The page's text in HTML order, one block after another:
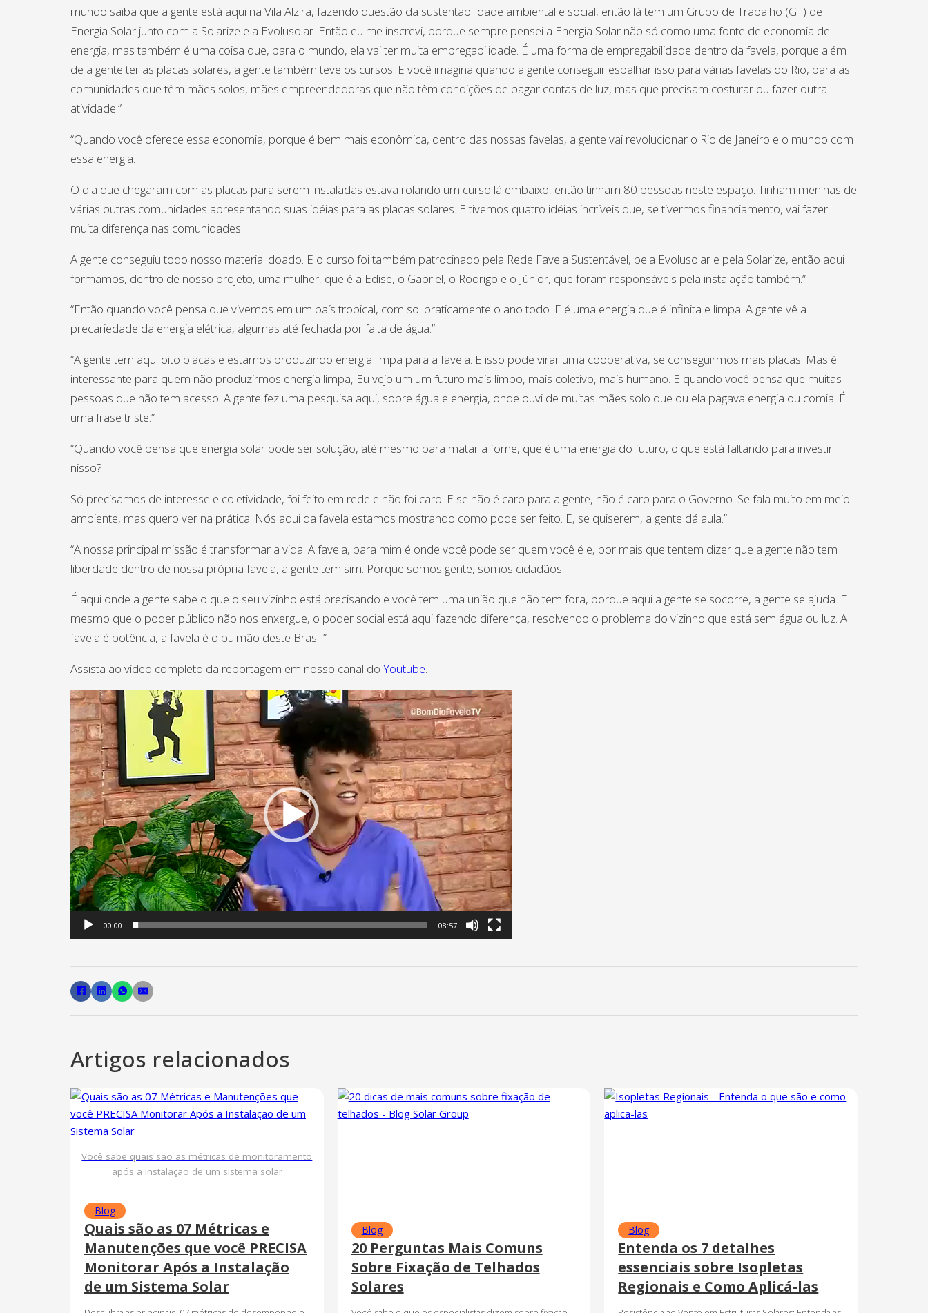
mundo saiba que a gente está aqui na Vila Alzira, fazendo questão da sustentabilidade ambiental e social, então lá tem um Grupo de Trabalho (GT) de
Energia Solar junto com a Solarize e a Evolusolar. Então eu me inscrevi, porque sempre pensei a Energia Solar não só como uma fonte de economia de
energia, mas também é uma coisa que, para o mundo, ela vai ter muita empregabilidade. É uma forma de empregabilidade dentro da favela, porque além
de a gente ter as placas solares, a gente também teve os cursos. E você imagina quando a gente conseguir espalhar isso para várias favelas do Rio, para as
comunidades que têm mães solos, mães empreendedoras que não têm condições de pagar contas de luz, mas que precisam costurar ou fazer outra
atividade.”
“Quando você oferece essa economia, porque é bem mais econômica, dentro das nossas favelas, a gente vai revolucionar o Rio de Janeiro e o mundo com
essa energia.
O dia que chegaram com as placas para serem instaladas estava rolando um curso lá embaixo, então tinham 80 pessoas neste espaço. Tinham meninas de
várias outras comunidades apresentando suas idéias para as placas solares. E tivemos quatro idéias incríveis que, se tivermos financiamento, vai fazer
muita diferença nas comunidades.
A gente conseguiu todo nosso material doado. E o curso foi também patrocinado pela Rede Favela Sustentável, pela Evolusolar e pela Solarize, então aqui
formamos, dentro de nosso projeto, uma mulher, que é a Edise, o Gabriel, o Rodrigo e o Júnior, que foram responsávels pela instalação também.”
“Então quando você pensa que vivemos em um país tropical, com sol praticamente o ano todo. E é uma energia que é infinita e limpa. A gente vê a
precariedade da energia elétrica, algumas até fechada por falta de água.”
“A gente tem aqui oito placas e estamos produzindo energia limpa para a favela. E isso pode virar uma cooperativa, se conseguirmos mais placas. Mas é
interessante para quem não produzirmos energia limpa, Eu vejo um um futuro mais limpo, mais coletivo, mais humano. E quando você pensa que muitas
pessoas que não tem acesso. A gente fez uma pesquisa aqui, sobre água e energia, onde ouvi de muitas mães solo que ou ela pagava energia ou comia. É
uma frase triste.”
“Quando você pensa que energia solar pode ser solução, até mesmo para matar a fome, que é uma energia do futuro, o que está faltando para investir
nisso?
Só precisamos de interesse e coletividade, foi feito em rede e não foi caro. E se não é caro para a gente, não é caro para o Governo. Se fala muito em meio-
ambiente, mas quero ver na prática. Nós aqui da favela estamos mostrando como pode ser feito. E, se quiserem, a gente dá aula.”
“A nossa principal missão é transformar a vida. A favela, para mim é onde você pode ser quem você é e, por mais que tentem dizer que a gente não tem
liberdade dentro de nossa própria favela, a gente tem sim. Porque somos gente, somos cidadãos.
É aqui onde a gente sabe o que o seu vizinho está precisando e você tem uma união que não tem fora, porque aqui a gente se socorre, a gente se ajuda. E
mesmo que o poder público não nos enxergue, o poder social está aqui fazendo diferença, resolvendo o problema do vizinho que está sem água ou luz. A
favela é potência, a favela é o pulmão deste Brasil.”
Assista ao vídeo completo da reportagem em nosso canal do Youtube.
Tocador
de
vídeo
00:00 08:57
Artigos relacionados
Você sabe quais são as métricas de monitoramento
após a instalação de um sistema solar
Blog
Quais são as 07 Métricas e
Manutenções que você PRECISA
Monitorar Após a Instalação
de um Sistema Solar
Blog
20 Perguntas Mais Comuns
Sobre Fixação de Telhados
Solares
Blog
Entenda os 7 detalhes
essenciais sobre Isopletas
Regionais e Como Aplicá-las